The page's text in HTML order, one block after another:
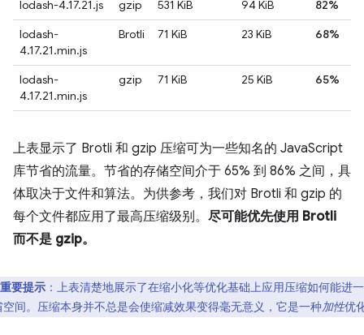
lodash-4.17.21.js
gzip 531 KiB 94 KiB
82%
lodash-
4.17.21.min.js
Brotli 71 KiB 23 KiB 68%
lodash-
4.17.21.min.js
gzip 71 KiB 25 KiB 65%
上表显示了 Brotli 和 gzip 压缩可为一些知名的 JavaScript
库节省的流量。节省的存储空间介于 65% 到 86% 之间，具
体取决于文件和算法。为供参考，我们对 Brotli 和 gzip 的
每个文件都应用了最高压缩级别。 尽可能优先使用 Brotli
而不是 gzip。
重要提示 ：上表清楚地展示了在缩小化等优化基础上应用压缩如何能进
空间。压缩本身并不总是会使缩减效果变得毫无意义，它是一种加性优